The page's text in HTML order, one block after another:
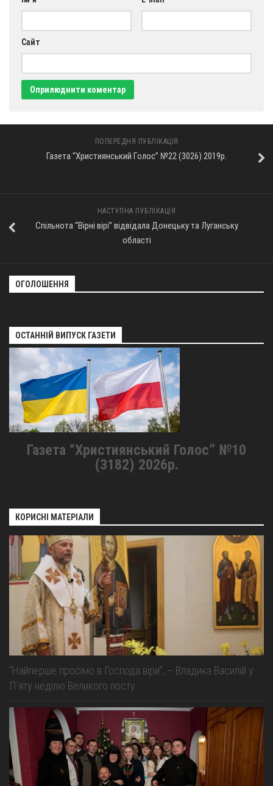
Сайт
ПОПЕРЕДНЯ ПУБЛІКАЦІЯ
Газета “Християнський Голос” №22 (3026) 2019р.
НАСТУПНА ПУБЛІКАЦІЯ
Спільнота “Вірні вірі” відвідала Донецьку та Луганську
області
ОГОЛОШЕННЯ
ОСТАННІЙ ВИПУСК ГАЗЕТИ
Газета “Християнський Голос” №10
(3182) 2026р.
КОРИСНІ МАТЕРІАЛИ
“Найперше просімо в Господа віри”, – Владика Василій у
П’яту неділю Великого посту